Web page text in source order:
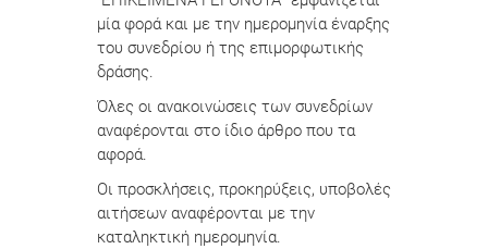
μία φορά και με την ημερομηνία έναρξης
του συνεδρίου ή της επιμορφωτικής
δράσης.
Όλες οι ανακοινώσεις των συνεδρίων
αναφέρονται στο ίδιο άρθρο που τα
αφορά.
Οι προσκλήσεις, προκηρύξεις, υποβολές
αιτήσεων αναφέρονται με την
καταληκτική ημερομηνία.